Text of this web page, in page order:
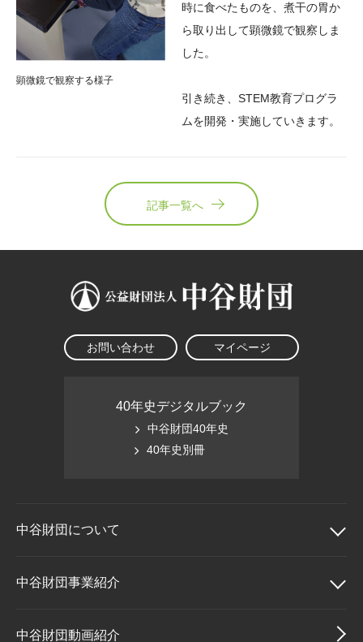
顕微鏡で観察する様子
時に食べたものを、煮干の胃か
ら取り出して顕微鏡で観察しま
した。
引き続き、STEM教育プログラ
ムを開発・実施していきます。
記事一覧へ
お問い合わせ マイページ
40年史デジタルブック
中谷財団40年史
40年史別冊
中谷財団について
中谷財団について
理事長挨拶
中谷財団事業紹介
中谷財団事業紹介
中谷財団動画紹介